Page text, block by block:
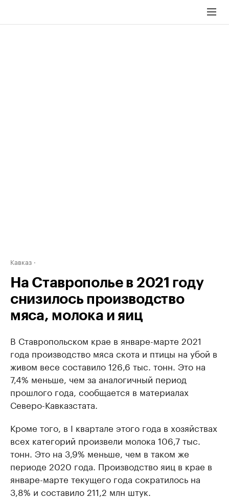
Кавказ
На Ставрополье в 2021 году
снизилось производство
мяса, молока и яиц
В Ставропольском крае в январе-марте 2021
года производство мяса скота и птицы на убой в
живом весе составило 126,6 тыс. тонн. Это на
7,4% меньше, чем за аналогичный период
прошлого года, сообщается в материалах
Северо-Кавказстата.
Кроме того, в I квартале этого года в хозяйствах
всех категорий произвели молока 106,7 тыс.
тонн. Это на 3,9% меньше, чем в таком же
периоде 2020 года. Производство яиц в крае в
январе-марте текущего года сократилось на
3,8% и составило 211,2 млн штук.